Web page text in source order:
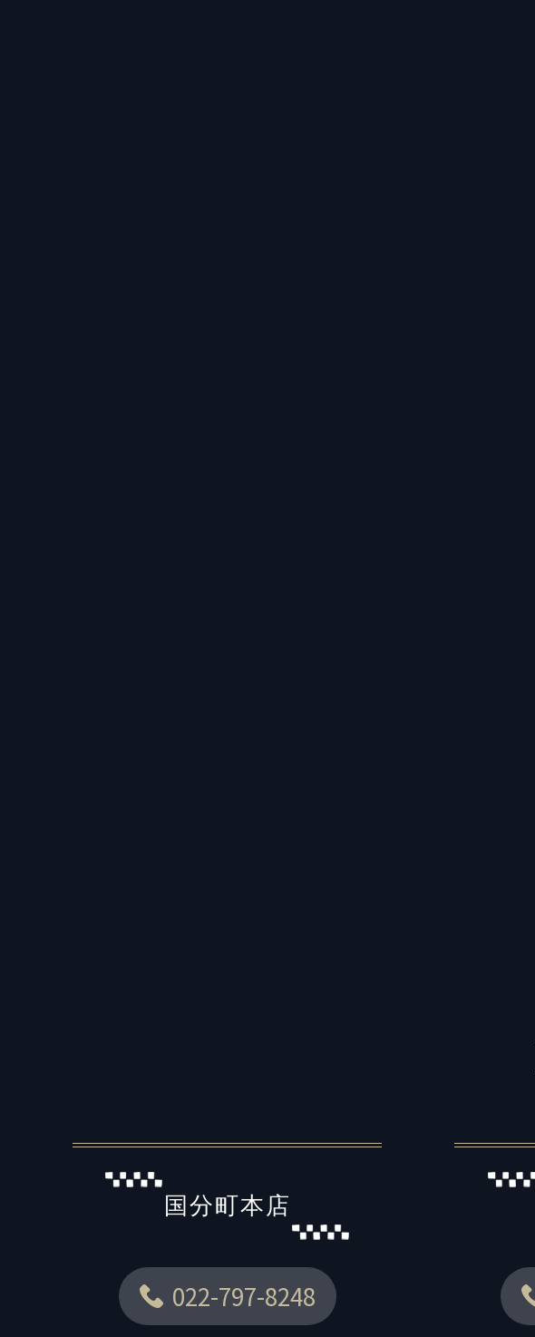
国分町本店
022-797-8248